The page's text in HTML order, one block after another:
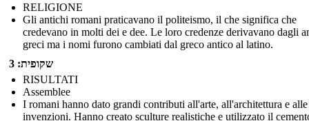
RELIGIONE
Gli antichi romani praticavano il politeismo, il che significa che
credevano in molti dei e dee. Le loro credenze derivavano dagli
greci ma i nomi furono cambiati dal greco antico al latino.
שקופית: 3
RISULTATI
Assemblee
I romani hanno dato grandi contributi all'arte, all'architettura e alle
invenzioni. Hanno creato sculture realistiche e utilizzato il